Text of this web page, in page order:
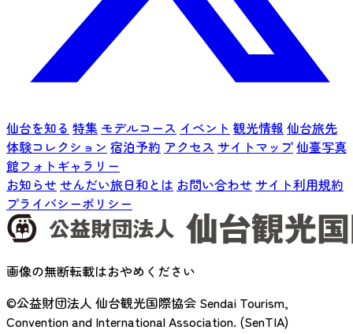
仙台を知る 特集 モデルコース イベント 観光情報 仙台旅先
体験コレクション 宿泊予約 アクセス サイトマップ仙臺写真
館フォトギャラリー
お知らせ せんだい旅日和とは お問い合わせ サイト利用規約
プライバシーポリシー
画像の無断転載はおやめください
©公益財団法人 仙台観光国際協会 Sendai Tourism,
Convention and International Association. (SenTIA)